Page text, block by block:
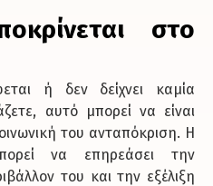
στο
ή δεν δείχνει καμία
αυτό μπορεί να είναι
του ανταπόκριση. Η
να επηρεάσει την
του και την εξέλιξη